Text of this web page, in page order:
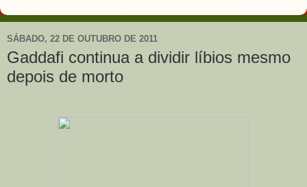
SÁBADO, 22 DE OUTUBRO DE 2011
Gaddafi continua a dividir líbios mesmo
depois de morto